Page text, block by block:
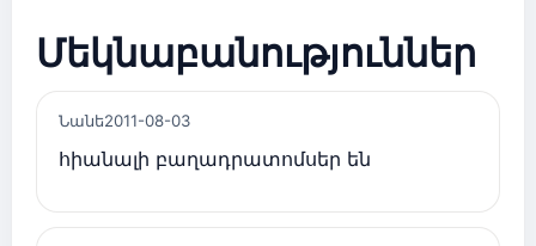
Մեկնաբանություններ
Նանե2011-08-03
հիանալի բաղադրատոմսեր են